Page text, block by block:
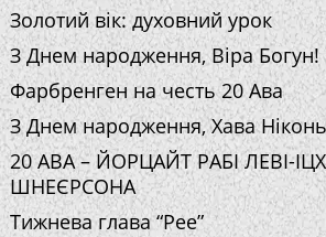
Золотий вік: духовний урок
З Днем народження, Віра Богун!
Фарбренген на честь 20 Ава
З Днем народження, Хава
20 АВА – ЙОРЦАЙТ РАБІ ЛЕВІ-
ШНЕЄРСОНА
Тижнева глава “Рее”